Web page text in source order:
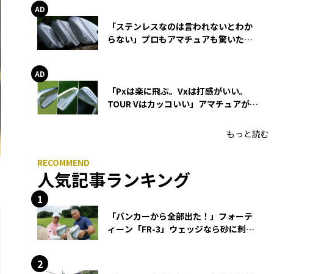
「ステンレスなのは言われないとわか
らない」プロもアマチュアも驚いた
「Pxは楽に飛ぶ。Vxは打感がいい。
TOUR Vはカッコいい」アマチュアが選
もっと読む
人気記事ランキング
「バンカーから全部出た！」フォーテ
ィーン「FR-3」ウェッジなら砂に刺さ